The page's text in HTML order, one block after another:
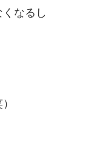
なるし